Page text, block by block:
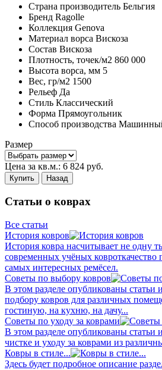
Страна производитель Бельгия
Бренд Ragolle
Коллекция Genova
Материал ворса Вискоза
Состав Вискоза
Плотность, точек/м2 860 000
Высота ворса, мм 5
Вес, гр/м2 1500
Рельеф Да
Стиль Классический
Форма Прямоугольник
Способ производства
Размер
Цена за кв.м.: 6 824 руб.
Купить Назад
Статьи о коврах
Все статьи
История ковров
История ковра насчитывает не одну
современных учёных ковроткачество
самых интересных ремёсел.
Советы по выбору ковров
В этом разделе опубликованы статьи
подбору ковров для различных
гостиную, на кухню, на дачу...
Советы по уходу за коврами
В этом разделе опубликованы статьи
чистке и уходу за коврами из
Ковры в стиле...
Здесь будет подробное описание